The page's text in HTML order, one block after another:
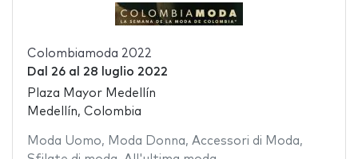
Colombiamoda 2022
Dal 26al 28 luglio 2022
Plaza Mayor Medellín
Medellín, Colombia
Moda Uomo, Moda Donna, Accessori di Moda,